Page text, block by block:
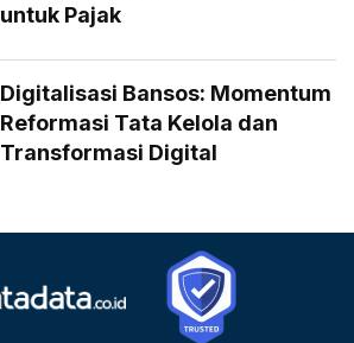
untuk Pajak
Digitalisasi Bansos: Momentum
Reformasi Tata Kelola dan
Transformasi Digital